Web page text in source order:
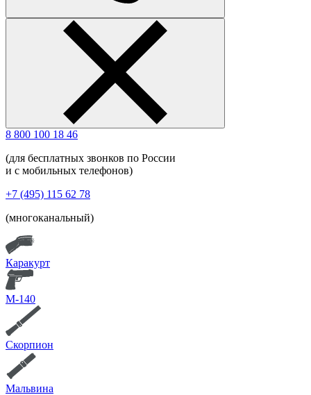
8 800 100 18 46
(для бесплатных звонков по России
и с мобильных телефонов)
+7 (495) 115 62 78
(многоканальный)
Каракурт
М-140
Скорпион
Мальвина